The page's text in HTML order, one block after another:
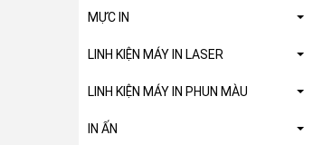
MỰC IN
LINH KIỆN MÁY IN LASER
LINH KIỆN MÁY IN PHUN MÀU
IN ẤN